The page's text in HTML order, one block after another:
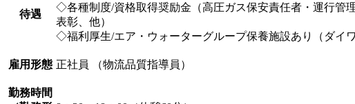
待遇
◇各種制度/資格取得奨励金（高圧ガス保安責任者・運行管
表彰、他）
◇福利厚生/エア・ウォーターグループ保養施設あり（ダイ
雇用形態 正社員 （物流品質指導員）
勤務時間